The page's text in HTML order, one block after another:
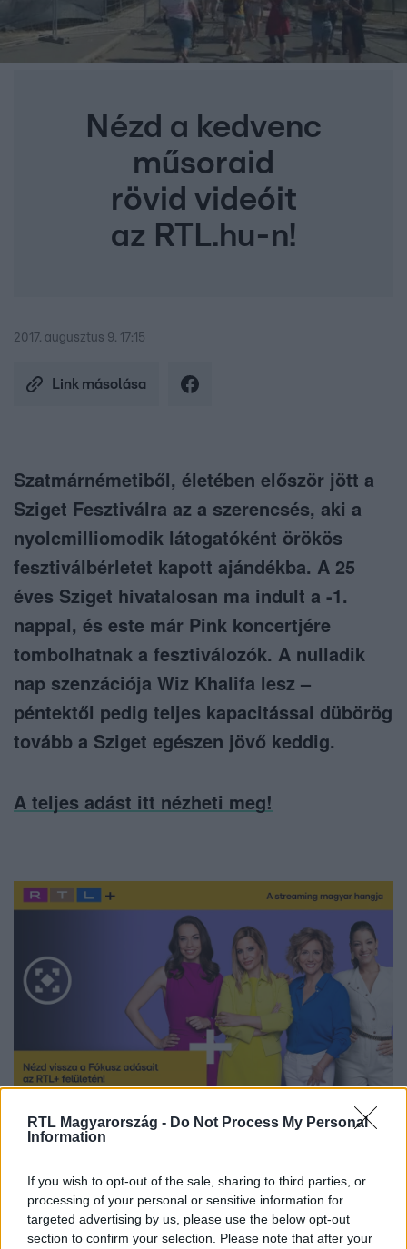
RTL Magyarország - Do Not Process My Personal
Information
If you wish to opt-out of the sale, sharing to third parties, or
processing of your personal or sensitive information for
targeted advertising by us, please use the below opt-out
section to confirm your selection. Please note that after your
Nézd a kedvenc
műsoraid
rövid videóit
az RTL.hu-n!
2017. augusztus 9. 17:15
Link másolása
Szatmárnémetiből, életében először jött a
Sziget Fesztiválra az a szerencsés, aki a
nyolcmilliomodik látogatóként örökös
fesztiválbérletet kapott ajándékba. A 25
éves Sziget hivatalosan ma indult a -1.
nappal, és este már Pink koncertjére
tombolhatnak a fesztiválozók. A nulladik
nap szenzációja Wiz Khalifa lesz –
péntektől pedig teljes kapacitással dübörög
tovább a Sziget egészen jövő keddig.
A teljes adást itt nézheti meg!
Nézd vissza a Fókusz adásait az RTL+-on!
Itt állítsd be, hogy az RTL.hu az elsők között
legyen a Google-találatokban!